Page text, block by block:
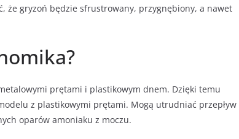
że gryzoń będzie sfrustrowany, przygnębiony, a nawet
prętami i plastikowym dnem. Dzięki temu
z plastikowymi prętami. Mogą utrudniać przepływ
oparów amoniaku z moczu.